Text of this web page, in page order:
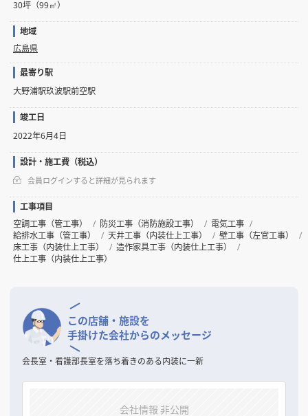
30坪（99㎡）
地域
広島県
最寄り駅
大野浦駅玖波駅前空駅
竣工日
2022年6月4日
設計・施工費（税込）
会員ログインすると詳細が見られます
工事項目
空調工事（管工事）
防災工事（消防施設工事）
電気工事
給排水工事（管工事）
天井工事（内装仕上工事）
壁工事（左官工事）
床工事（内装仕上工事）
造作家具工事（内装仕上工事）
仕上工事（内装仕上工事）
この店舗・施設を
手掛けた会社からのメッセージ
会長室・看護部長室を落ち着きのある内装に一新
会社情報 非公開